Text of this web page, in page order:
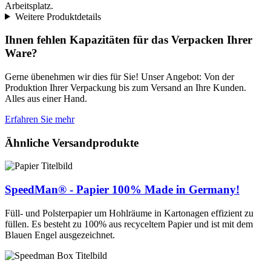
Arbeitsplatz.
Weitere Produktdetails
Ihnen fehlen Kapazitäten für das Verpacken Ihrer
Ware?
Gerne übenehmen wir dies für Sie! Unser Angebot: Von der
Produktion Ihrer Verpackung bis zum Versand an Ihre Kunden.
Alles aus einer Hand.
Erfahren Sie mehr
Ähnliche Versandprodukte
SpeedMan® - Papier 100% Made in Germany!
Füll- und Polsterpapier um Hohlräume in Kartonagen effizient zu
füllen. Es besteht zu 100% aus recyceltem Papier und ist mit dem
Blauen Engel ausgezeichnet.